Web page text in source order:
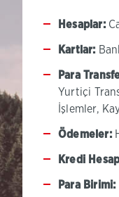
Hesaplar:
Kartlar:
Para
Yurtiçi
İşlemler,
Ödemeler:
Kredi
Para Birimi: